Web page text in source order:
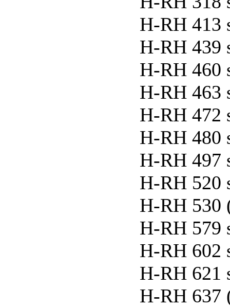
H-RH 413
H-RH 439
H-RH 460
H-RH 463
H-RH 472
H-RH 480
H-RH 497
H-RH 520
H-RH 530
H-RH 579
H-RH 602
H-RH 621
H-RH 637